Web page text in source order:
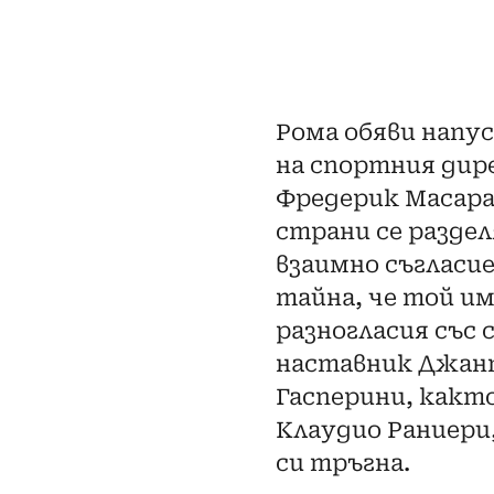
Рома обяви
на спортния
Фредерик
страни се
взаимно
тайна, че той
разногласия със
наставник
Гасперини,
Клаудио
си тръгна.